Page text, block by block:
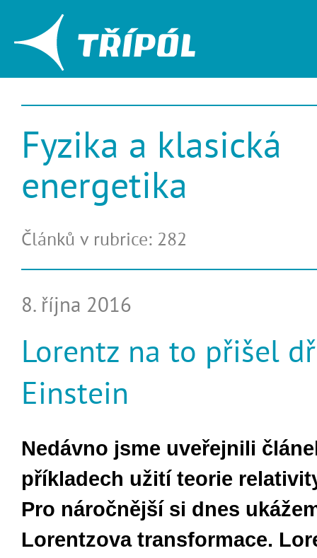
Fyzika a klasická
energetika
Článků v rubrice: 282
8. října 2016
Lorentz na to přišel
Einstein
Nedávno jsme uveřejnili
příkladech užití teorie
Pro náročnější si dnes
Lorentzova transformace.